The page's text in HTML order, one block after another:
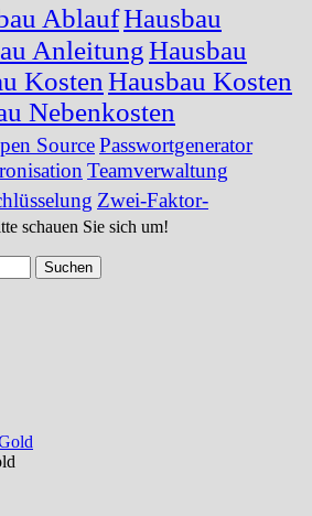
AblaufHausbau
AnleitungHausbau
Kosten Hausbau Kosten
Nebenkosten
SourcePasswortgenerator
Teamverwaltung
Zwei-Faktor-
schauen Sie sich um!